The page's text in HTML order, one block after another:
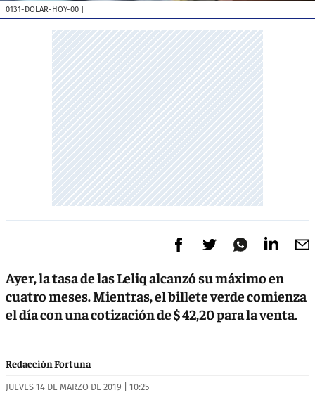
0131-DOLAR-HOY-00
Ayer, la tasa de las Leliq alcanzó su máximo en
cuatro meses. Mientras, el billete verde comienza
el día con una cotización de $ 42,20 para la venta.
Redacción Fortuna
JUEVES 14 DE MARZO DE 2019 | 10:25